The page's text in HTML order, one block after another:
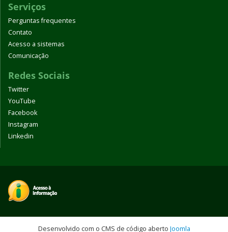
Serviços
Perguntas frequentes
Contato
Acesso a sistemas
Comunicação
Redes Sociais
Twitter
YouTube
Facebook
Instagram
Linkedin
Desenvolvido com o CMS de código aberto Joomla